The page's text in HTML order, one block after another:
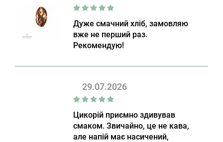
Дуже смачний хліб, замовляю
вже не перший раз.
Рекомендую!
29.07.2026
Цикорій приємно здивував
смаком. Звичайно, це не кава,
але напій має насичений,